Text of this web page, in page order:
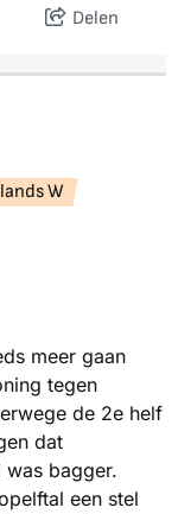
Delen
W
meer gaan
tegen
de 2e helf
dat
was bagger.
een stel